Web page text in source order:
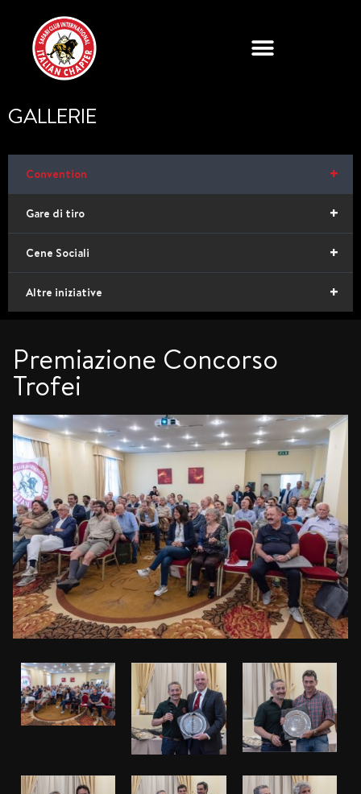
GALLERIE
+
Convention
+
Gare di tiro
+
Cene Sociali
+
Altre iniziative
Premiazione Concorso
Trofei